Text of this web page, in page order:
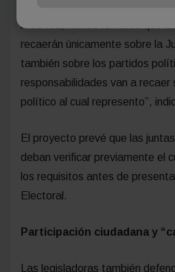
A su vez, Núñez remarcó que
recaerán únicamente sobre la
también sobre los partidos
responsabilidades van a recaer
político al cual represento”,
El proyecto prevé que las
deban verificar previamente el
los requisitos antes de
Electoral.
Participación ciudadana y
Las legisladoras también